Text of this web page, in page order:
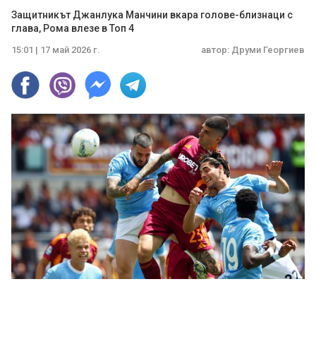
Защитникът Джанлука Манчини вкара голове-близнаци с
глава, Рома влезе в Топ 4
15:01 | 17 май 2026 г. автор: Друми Георгиев